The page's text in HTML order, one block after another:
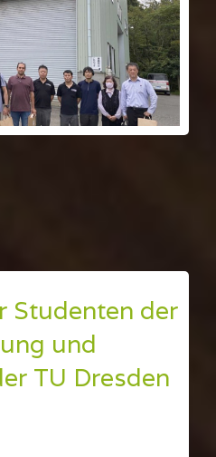
Studenten der
und
TU Dresden